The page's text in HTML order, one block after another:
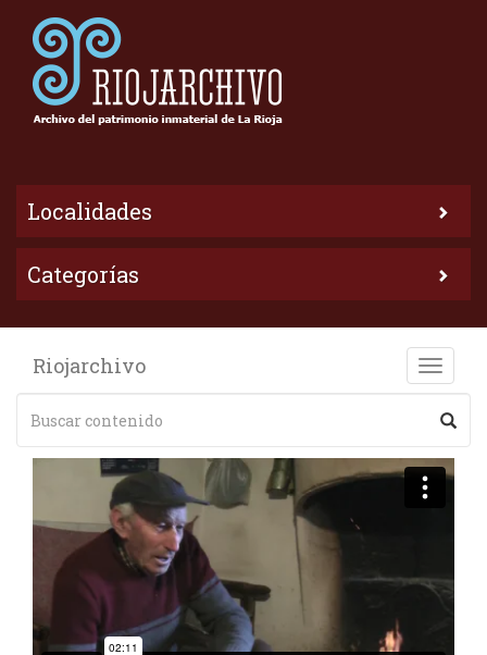
Localidades
Categorías
Toggle
Riojarchivo